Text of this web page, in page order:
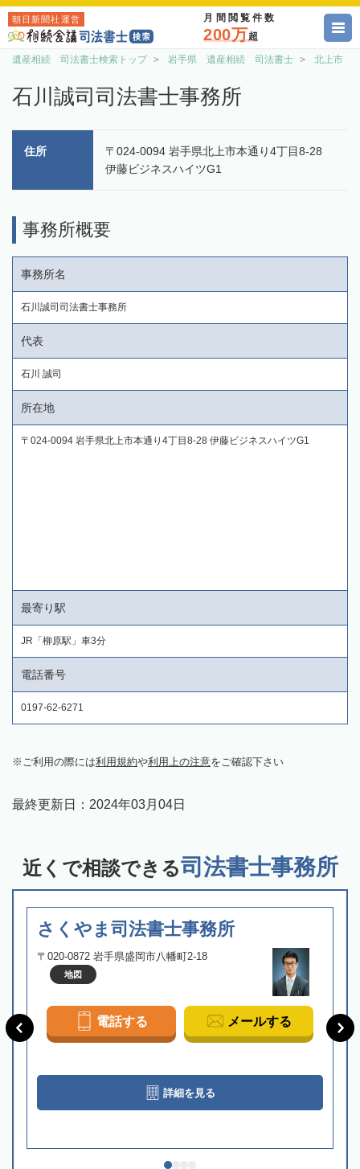
朝日新聞社運営 月間閲覧件数
200万超
遺産相続 司法書士検索トップ 岩手県 遺産相続 司法書士 北上市
石川誠司司法書士事務所
住所
〒024-0094 岩手県北上市本通り4丁目8-28
伊藤ビジネスハイツG1
事務所概要
事務所名
石川誠司司法書士事務所
代表
石川 誠司
所在地
〒024-0094 岩手県北上市本通り4丁目8-28 伊藤ビジネスハイツG1
最寄り駅
JR「柳原駅」車3分
電話番号
0197-62-6271
ご利用の際には利用規約や利用上の注意をご確認下さい
最終更新日： 2024年03月04日
近くで相談できる司法書士事務所
さくやま司法書士事務所
〒020-0872 岩手県盛岡市八幡町2-18
地図
電話する メールする
詳細を見る